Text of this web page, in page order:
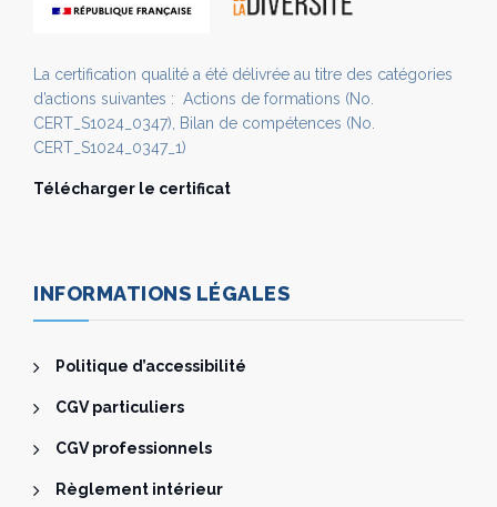
La certification qualité a été délivrée au titre des catégories
d’actions suivantes : Actions de formations (No.
CERT_S1024_0347), Bilan de compétences (No.
CERT_S1024_0347_1)
Télécharger le certificat
INFORMATIONS LÉGALES
Politique d’accessibilité
CGV particuliers
CGV professionnels
Règlement intérieur